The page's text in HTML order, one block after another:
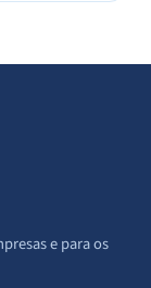
e para os